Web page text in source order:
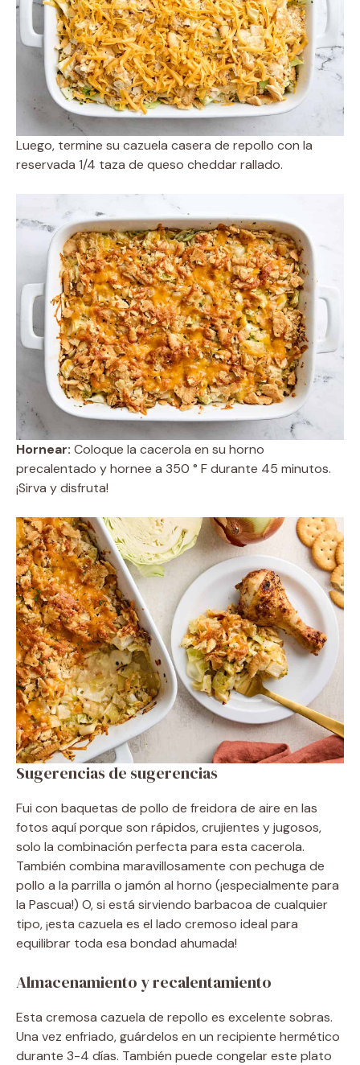
Luego, termine su cazuela casera de repollo con la
reservada 1/4 taza de queso cheddar rallado.
Hornear: Coloque la cacerola en su horno
precalentado y hornee a 350 ° F durante 45 minutos.
¡Sirva y disfruta!
Sugerencias de sugerencias
Fui con baquetas de pollo de freidora de aire en las
fotos aquí porque son rápidos, crujientes y jugosos,
solo la combinación perfecta para esta cacerola.
También combina maravillosamente con pechuga de
pollo a la parrilla o jamón al horno (¡especialmente para
la Pascua!) O, si está sirviendo barbacoa de cualquier
tipo, ¡esta cazuela es el lado cremoso ideal para
equilibrar toda esa bondad ahumada!
Almacenamiento y recalentamiento
Esta cremosa cazuela de repollo es excelente sobras.
Una vez enfriado, guárdelos en un recipiente hermético
durante 3-4 días. También puede congelar este plato